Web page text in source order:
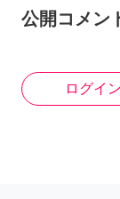
公開コメン
ログイ